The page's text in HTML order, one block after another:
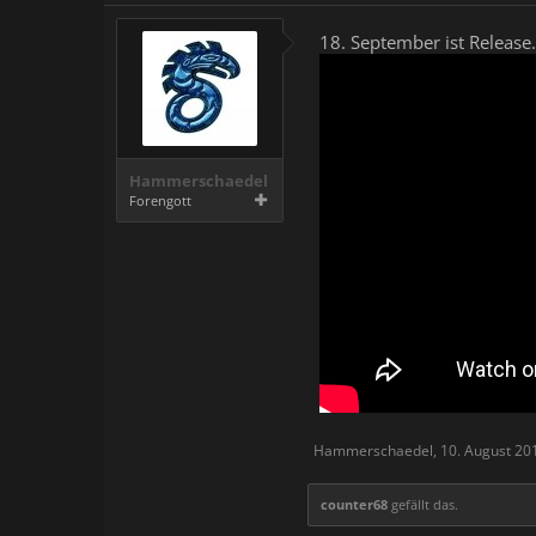
Hammerschaedel
Forengott
18. September ist
Hammerschaedel, 10. August
counter68 gefällt das.